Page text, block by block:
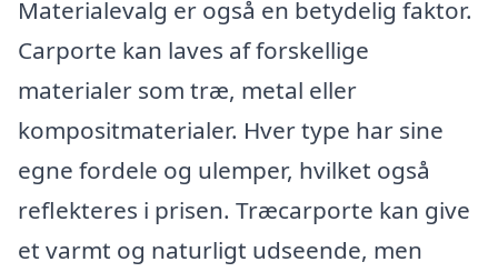
Materialevalg er også en betydelig faktor.
Carporte kan laves af forskellige
materialer som træ, metal eller
kompositmaterialer. Hver type har sine
egne fordele og ulemper, hvilket også
reflekteres i prisen. Træcarporte kan give
et varmt og naturligt udseende, men